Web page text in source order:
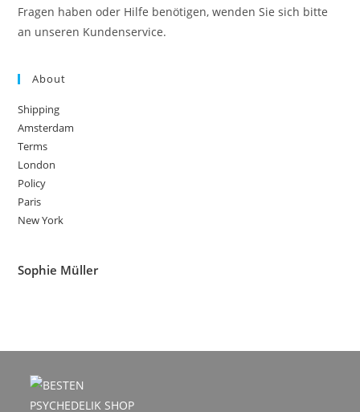
Fragen haben oder Hilfe benötigen, wenden Sie sich bitte
an unseren Kundenservice.
About
Shipping
Amsterdam
Terms
London
Policy
Paris
New York
Sophie Müller